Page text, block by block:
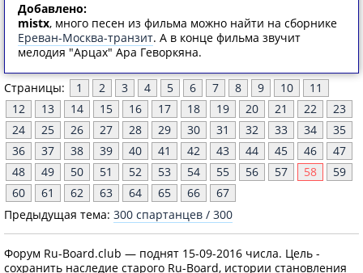
Добавлено:
mistx, много песен из фильма можно найти на сборнике
Ереван-Москва-транзит. А в конце фильма звучит
мелодия "Арцах" Ара Геворкяна.
Страницы: 1 2 3 4 5 6 7 8 9 10
11
12
13 14 15 16 17 18 19 20 21 22
23
24
25 26 27 28 29 30 31 32 33 34
35
36
37 38 39 40 41 42 43 44 45 46
47
48
49 50 51 52 53 54 55 56 57 58
59
60
61 62 63 64 65 66
67
Предыдущая тема: 300 спартанцев / 300
Форум Ru-Board.club — поднят 15-09-2016 числа. Цель -
сохранить наследие старого Ru-Board, истории становления